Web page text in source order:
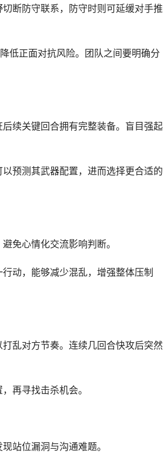
断防守联系，防守时则可延缓对手推
低正面对抗风险。团队之间要明确分
续关键回合拥有完整装备。盲目强起
预测其武器配置，进而选择更合适的
免心情化交流影响判断。
动，能够减少混乱，增强整体压制
乱对方节奏。连续几回合快攻后突然
再寻找击杀机会。
站位漏洞与沟通难题。